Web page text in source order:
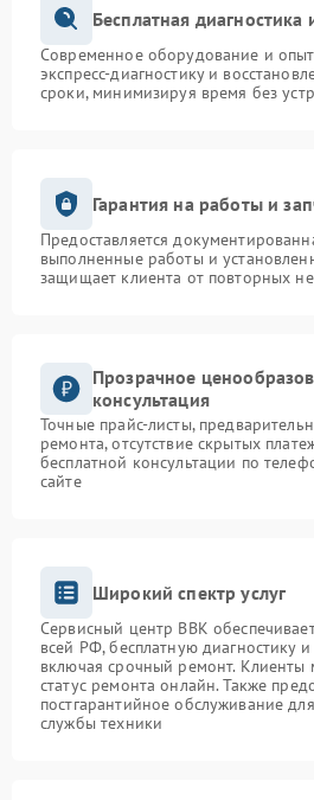
Бесплатная
Современное оборудование и
экспресс-диагностику и
сроки, минимизируя время без
Гарантия на работы и
Предоставляется
выполненные работы и
защищает клиента от повторных
Прозрачное
консультация
Точные прайс-листы,
ремонта, отсутствие скрытых
бесплатной консультации по
сайте
Широкий спектр услуг
Сервисный центр BBK
всей РФ, бесплатную диагностику
включая срочный ремонт. Клиенты
статус ремонта онлайн. Также
постгарантийное обслуживание
службы техники